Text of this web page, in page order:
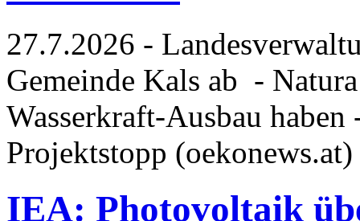
27.7.2026 -
Gemeinde Kals ab -
Wasserkraft-Ausbau
Projektstopp (oekonews.at)
IEA: Photovoltaik